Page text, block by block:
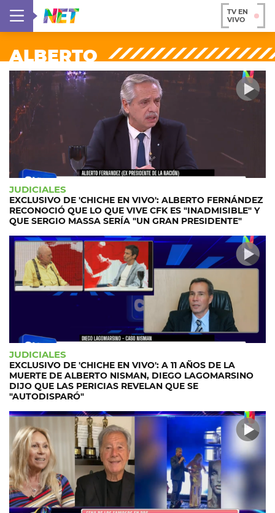
TV EN
VIVO
ALBERTO
JUDICIALES
EXCLUSIVO DE 'CHICHE EN VIVO': ALBERTO FERNÁNDEZ
RECONOCIÓ QUE LO QUE VIVE CFK ES "INADMISIBLE" Y
QUE SERGIO MASSA SERÍA "UN GRAN PRESIDENTE"
JUDICIALES
EXCLUSIVO DE 'CHICHE EN VIVO': A 11 AÑOS DE LA
MUERTE DE ALBERTO NISMAN, DIEGO LAGOMARSINO
DIJO QUE LAS PERICIAS REVELAN QUE SE
"AUTODISPARÓ"